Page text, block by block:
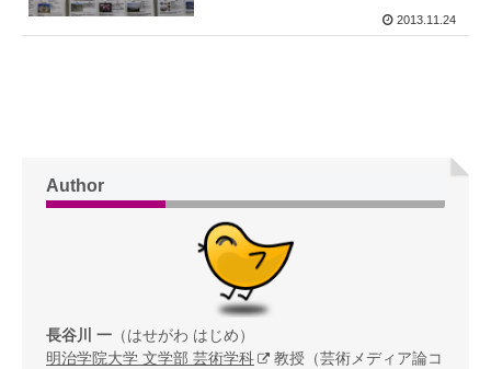
2013.11.24
Author
長谷川 一 （はせがわ はじめ）
明治学院大学 文学部 芸術学科
教授（芸術メディア論コ